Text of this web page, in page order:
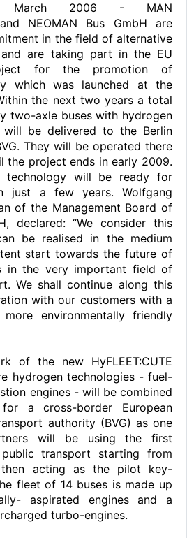
March 2006 - MAN
NEOMAN Bus GmbH are
in the field of alternative
are taking part in the EU
for the promotion of
which was launched at the
the next two years a total
two-axle buses with hydrogen
will be delivered to the Berlin
They will be operated there
the project ends in early 2009.
technology will be ready for
just a few years. Wolfgang
of the Management Board of
declared: “We consider this
be realised in the medium
start towards the future of
in the very important field of
We shall continue along this
with our customers with a
environmentally friendly
of the new HyFLEET:CUTE
hydrogen technologies - fuel-
engines - will be combined
a cross-border European
authority (BVG) as one
will be using the first
transport starting from
acting as the pilot key-
fleet of 14 buses is made up
aspirated engines and a
turbo-engines.